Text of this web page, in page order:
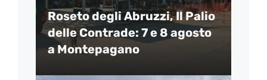
Roseto degli Abruzzi, Il Palio
delle Contrade: 7 e 8 agosto
a Montepagano